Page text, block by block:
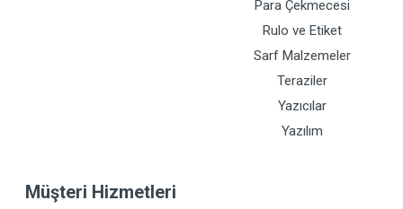
Para Çekmecesi
Rulo ve Etiket
Sarf Malzemeler
Teraziler
Yazıcılar
Yazılım
Müşteri Hizmetleri